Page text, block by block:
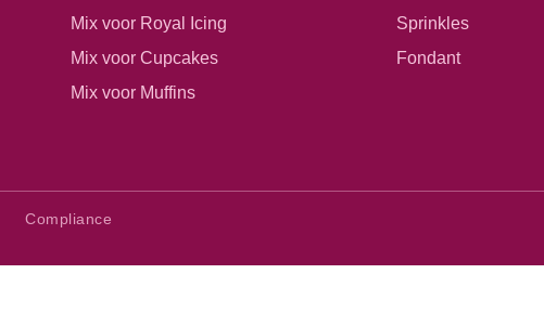
Mix voor Royal Icing
Mix voor Cupcakes
Mix voor Muffins
Sprinkles
Fondant
Compliance